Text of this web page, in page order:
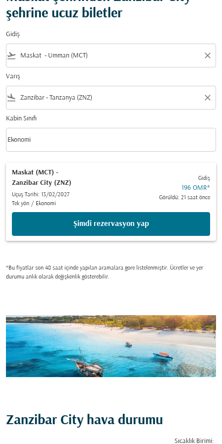
şehrine ucuz biletler
Gidiş
flight_takeoff close
Varış
flight_land close
Kabin Sınıfı
Kabin Sınıfı option Ekonomi Selected
Ekonomi
keyboard_arrow_down
Maskat (MCT) -
Zanzibar City (ZNZ)
Uçuş Tarihi: 13/02/2027
Tek yön / Ekonomi
Gidiş
196 OMR*
Görüldü: 21 saat önce
Şimdi rezervasyon yap
*Bu fiyatlar son 48 saat içinde yapılan aramalara gore listelenmiştir. Ücretler ve yer
durumu anlık olarak değişkenlik gösterebilir.
Zanzibar City hava durumu
Sıcaklık Birimi: